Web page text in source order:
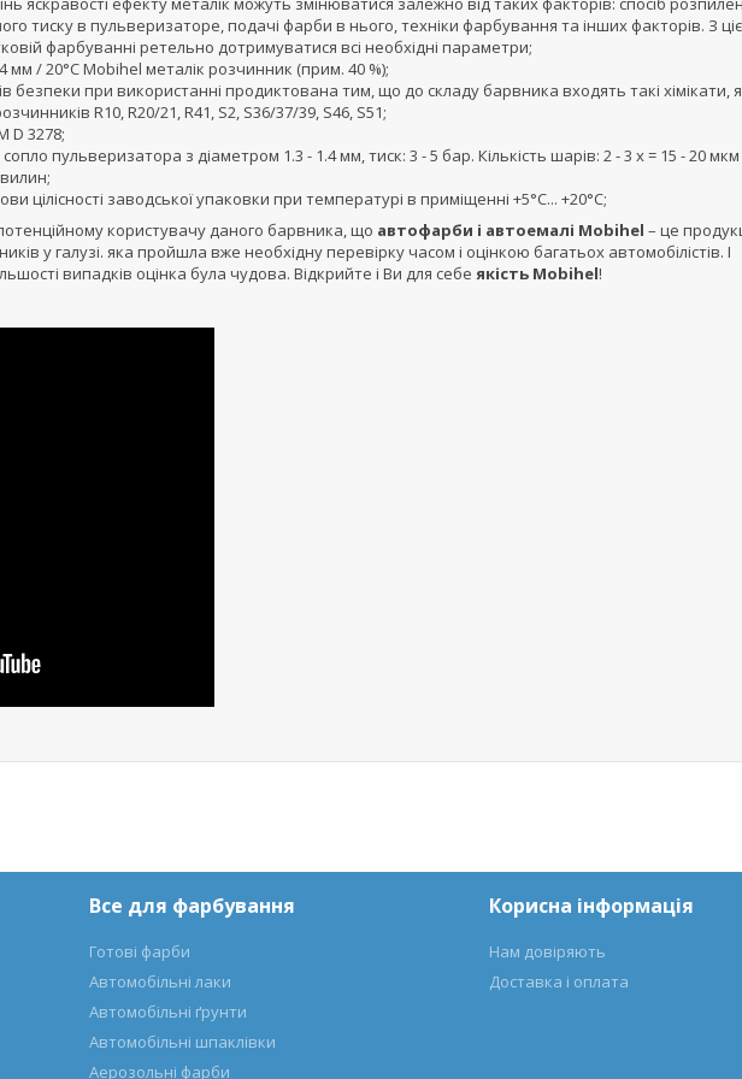
тиску в пульверизаторе, подачі фарби в нього, техніки фарбування та інших факторів. З
фарбуванні ретельно дотримуватися всі необхідні параметри;
мм / 20°С Mobihel металік розчинник (прим. 40 %);
безпеки при використанні продиктована тим, що до складу барвника входять такі хімікати,
R10, R20/21, R41, S2, S36/37/39, S46, S51;
D 3278;
пульверизатора з діаметром 1.3 - 1.4 мм, тиск: 3 - 5 бар. Кількість шарів: 2 - 3 x = 15 - 20 мкм
цілісності заводської упаковки при температурі в приміщенні +5°C... +20°C;
користувачу даного барвника, що автофарби і автоемалі Mobihel – це
у галузі. яка пройшла вже необхідну перевірку часом і оцінкою багатьох автомобілістів. І
випадків оцінка була чудова. Відкрийте і Ви для себе якість Mobihel!
Все для фарбування
Готові фарби
Автомобільні лаки
Автомобільні ґрунти
Автомобільні шпаклівки
Аерозольні фарби
Корисна інформація
Нам довіряють
Доставка і оплата